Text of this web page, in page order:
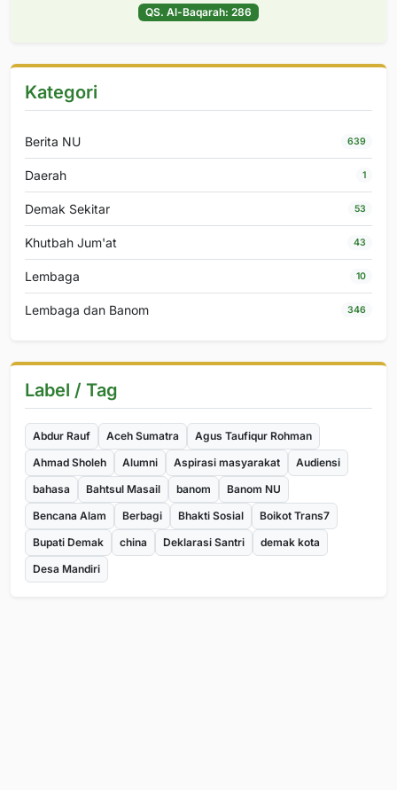
QS. Al-Baqarah: 286
Kategori
Berita NU 639
Daerah 1
Demak Sekitar 53
Khutbah Jum'at 43
Lembaga 10
Lembaga dan Banom 346
Label / Tag
Abdur Rauf Aceh Sumatra
Agus Taufiqur Rohman
Ahmad Sholeh
Alumni Aspirasi masyarakat
Audiensi
bahasa
Bahtsul Masail banom
Banom NU
Bencana Alam
Berbagi Bhakti Sosial
Boikot Trans7
Bupati Demak
china Deklarasi Santri
demak kota
Desa Mandiri